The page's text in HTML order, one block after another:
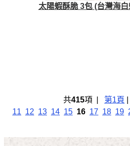
太陽蝦酥脆 3包 (台灣海
共415項 | 第1頁
11 12 13 14 15 16 17 18 19